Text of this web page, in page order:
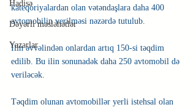
Hadisə
Dəyərli məsləhətlər
Yazarlar
kateqoriyalardan olan vətəndaşlara daha 400
avtomobilin verilməsi nəzərdə tutulub.
İlin əvvəlindən onlardan artıq 150-si təqdim
edilib. Bu ilin sonunadək daha 250 avtomobil də
veriləcək.
Təqdim olunan avtomobillər yerli istehsal olan